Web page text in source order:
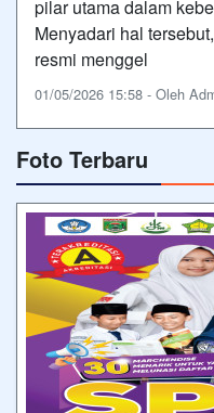
pilar utama dalam
Menyadari hal
resmi menggel
01/05/2026 15:58 - Oleh
Foto Terbaru